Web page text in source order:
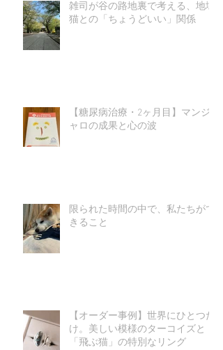
雑司が谷の路地裏で考える、地域
猫との「ちょうどいい」関係
【糖尿病治療・2ヶ月目】マンジ
ャロの成果と心の波
限られた時間の中で、私たちがで
きること
【オーダー事例】世界にひとつだ
け。美しい模様のターコイズと
「飛ぶ猫」の特別なリング